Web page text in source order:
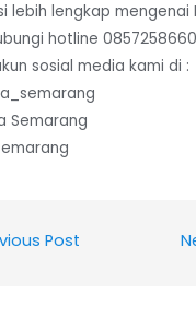
lebih lengkap mengenai
hotline
sosial media kami di :
Semarang
Post